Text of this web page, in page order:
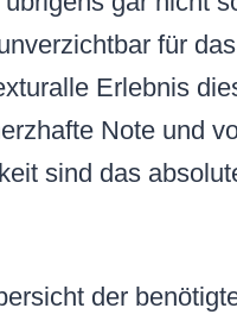
für das
Erlebnis
Note und
sind das
der